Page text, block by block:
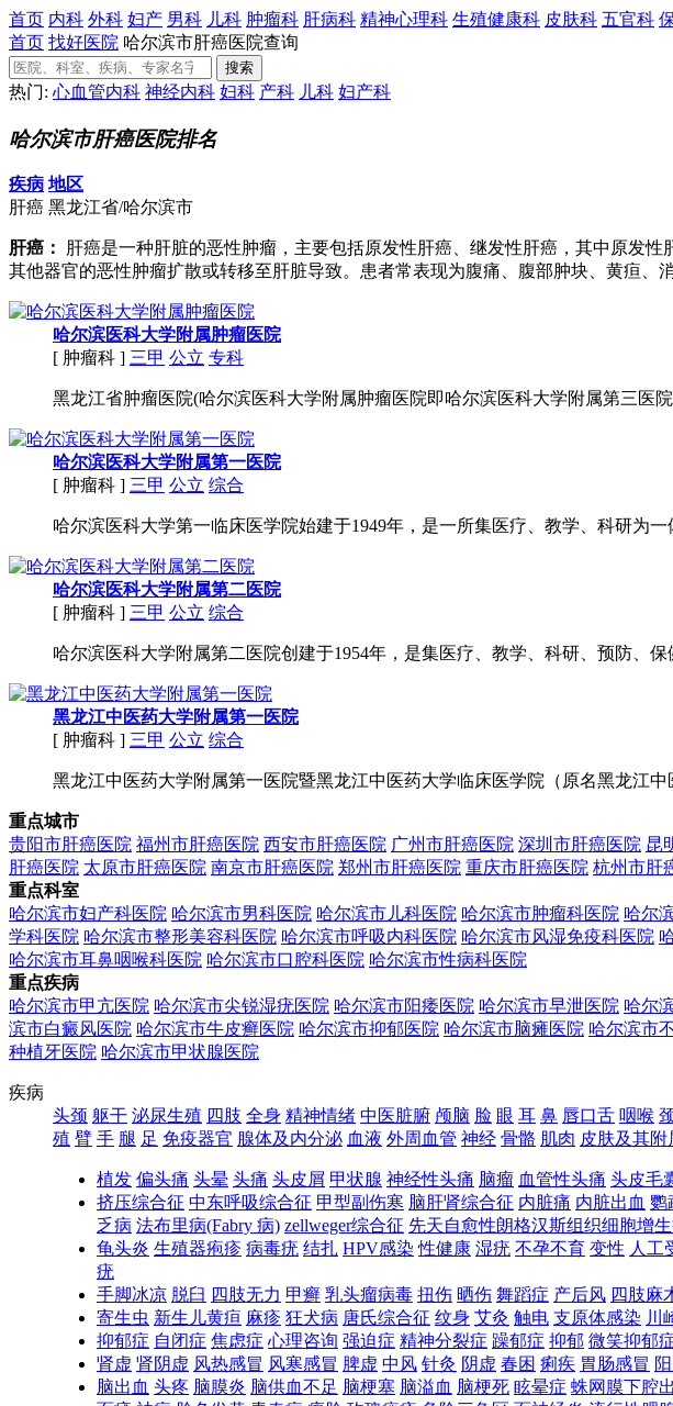
首页 内科 外科 妇产 男科 儿科 肿瘤科 肝病科 精神心理科 生殖健康科 皮肤科 五官科
首页 找好医院 哈尔滨市肝癌医院查询
热门: 心血管内科 神经内科 妇科 产科 儿科 妇产科
哈尔滨市肝癌医院排名
疾病 地区
肝癌 黑龙江省/哈尔滨市
肝癌：
肝癌是一种肝脏的恶性肿瘤，主要包括原发性肝癌、继发性肝癌，其中原发
其他器官的恶性肿瘤扩散或转移至肝脏导致。患者常表现为腹痛、腹部肿块、黄疸、消
哈尔滨医科大学附属肿瘤医院
[ 肿瘤科 ] 三甲 公立 专科
黑龙江省肿瘤医院(哈尔滨医科大学附属肿瘤医院即哈尔滨医科大学附属第三医
哈尔滨医科大学附属第一医院
[ 肿瘤科 ] 三甲 公立 综合
哈尔滨医科大学第一临床医学院始建于1949年，是一所集医疗、教学、科研为
哈尔滨医科大学附属第二医院
[ 肿瘤科 ] 三甲 公立 综合
哈尔滨医科大学附属第二医院创建于1954年，是集医疗、教学、科研、预防、
黑龙江中医药大学附属第一医院
[ 肿瘤科 ] 三甲 公立 综合
黑龙江中医药大学附属第一医院暨黑龙江中医药大学临床医学院（原名黑龙江
重点城市
贵阳市肝癌医院 福州市肝癌医院 西安市肝癌医院 广州市肝癌医院 深圳市肝癌医院 昆
肝癌医院 太原市肝癌医院 南京市肝癌医院 郑州市肝癌医院 重庆市肝癌医院 杭州市肝
重点科室
哈尔滨市妇产科医院 哈尔滨市男科医院 哈尔滨市儿科医院 哈尔滨市肿瘤科医院 哈尔
学科医院 哈尔滨市整形美容科医院 哈尔滨市呼吸内科医院 哈尔滨市风湿免疫科医院
哈尔滨市耳鼻咽喉科医院 哈尔滨市口腔科医院 哈尔滨市性病科医院
重点疾病
哈尔滨市甲亢医院 哈尔滨市尖锐湿疣医院 哈尔滨市阳痿医院 哈尔滨市早泄医院 哈尔
滨市白癜风医院 哈尔滨市牛皮癣医院 哈尔滨市抑郁医院 哈尔滨市脑瘫医院 哈尔滨市
种植牙医院 哈尔滨市甲状腺医院
疾病
头颈 躯干 泌尿生殖 四肢 全身 精神情绪 中医脏腑 颅脑 脸 眼 耳 鼻 唇口舌 咽喉
殖 臂 手 腿 足 免疫器官 腺体及内分泌 血液 外周血管 神经 骨骼 肌肉 皮肤及其附
植发 偏头痛 头晕 头痛 头皮屑 甲状腺 神经性头痛 脑瘤 血管性头痛 头皮毛
挤压综合征 中东呼吸综合征 甲型副伤寒 脑肝肾综合征 内脏痛 内脏出血 鹦
乏病 法布里病(Fabry 病) zellweger综合征 先天自愈性朗格汉斯组织细胞增
龟头炎 生殖器疱疹 病毒疣 结扎 HPV感染 性健康 湿疣 不孕不育 变性 人工
疣
手脚冰凉 脱臼 四肢无力 甲癣 乳头瘤病毒 扭伤 晒伤 舞蹈症 产后风 四肢麻
寄生虫 新生儿黄疸 麻疹 狂犬病 唐氏综合征 纹身 艾灸 触电 支原体感染 川
抑郁症 自闭症 焦虑症 心理咨询 强迫症 精神分裂症 躁郁症 抑郁 微笑抑郁
肾虚 肾阴虚 风热感冒 风寒感冒 脾虚 中风 针灸 阴虚 春困 痢疾 胃肠感冒
脑出血 头疼 脑膜炎 脑供血不足 脑梗塞 脑溢血 脑梗死 眩晕症 蛛网膜下腔